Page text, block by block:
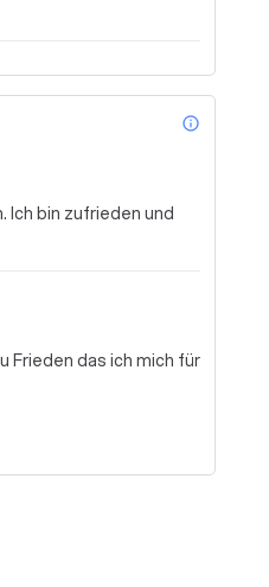
Ich bin zufrieden und
Frieden das ich mich für